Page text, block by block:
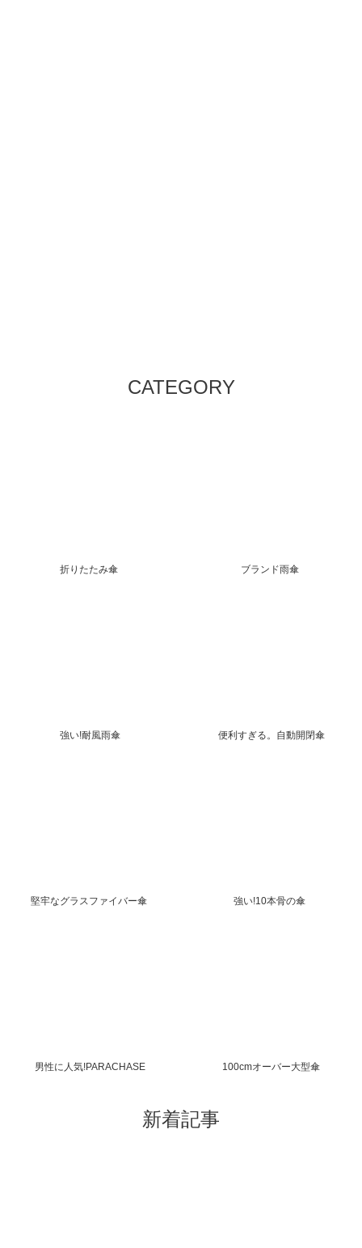
CATEGORY
折りたたみ傘 ブランド雨傘
強い!耐風雨傘 便利すぎる。自動開閉傘
堅牢なグラスファイバー傘 強い!10本骨の傘
男性に人気!PARACHASE 100cmオーバー大型傘
新着記事